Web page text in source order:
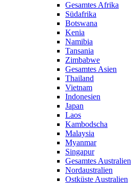
Gesamtes Afrika
Südafrika
Botswana
Kenia
Namibia
Tansania
Zimbabwe
Gesamtes Asien
Thailand
Vietnam
Indonesien
Japan
Laos
Kambodscha
Malaysia
Myanmar
Singapur
Gesamtes Australien
Nordaustralien
Ostküste Australien